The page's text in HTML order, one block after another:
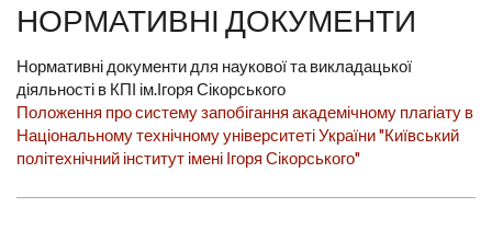
НОРМАТИВНІ ДОКУМЕНТИ
Нормативні документи для наукової та викладацької
діяльності в КПІ ім.Ігоря Сікорського
Положення про систему запобігання академічному плагіату в
Національному технічному університеті України "Київський
політехнічний інститут імені Ігоря Сікорського"